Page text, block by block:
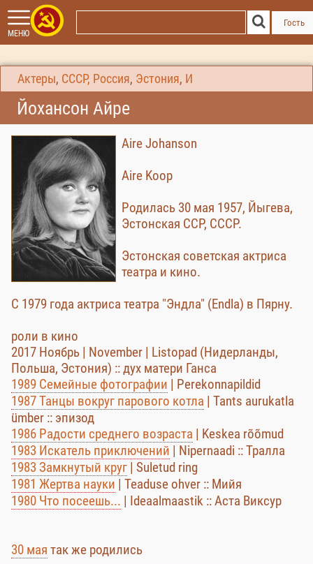
МЕНЮ
Гость
Актеры, СССР, Россия, Эстония, И
Йохансон Айре
Aire Johanson
Aire Koop
Родилась 30 мая 1957, Йыгева,
Эстонская ССР, СССР.
Эстонская советская актриса
театра и кино.
С 1979 года актриса театра "Эндла" (Endla) в Пярну.
роли в кино
2017 Ноябрь | November | Listopad (Нидерланды,
Польша, Эстония) :: дух матери Ганса
1989 Семейные фотографии | Perekonnapildid
1987 Танцы вокруг парового котла | Tants aurukatla
ümber :: эпизод
1986 Радости среднего возраста | Keskea rõõmud
1983 Искатель приключений | Nipernaadi :: Тралла
1983 Замкнутый круг | Suletud ring
1981 Жертва науки | Teaduse ohver :: Мийя
1980 Что посеешь... | Ideaalmaastik :: Аста Виксур
30 мая так же родились